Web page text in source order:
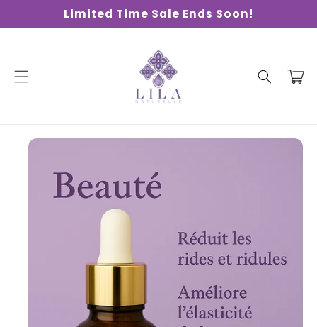
content
Limited Time Sale Ends Soon!
Cart
Skip to
information